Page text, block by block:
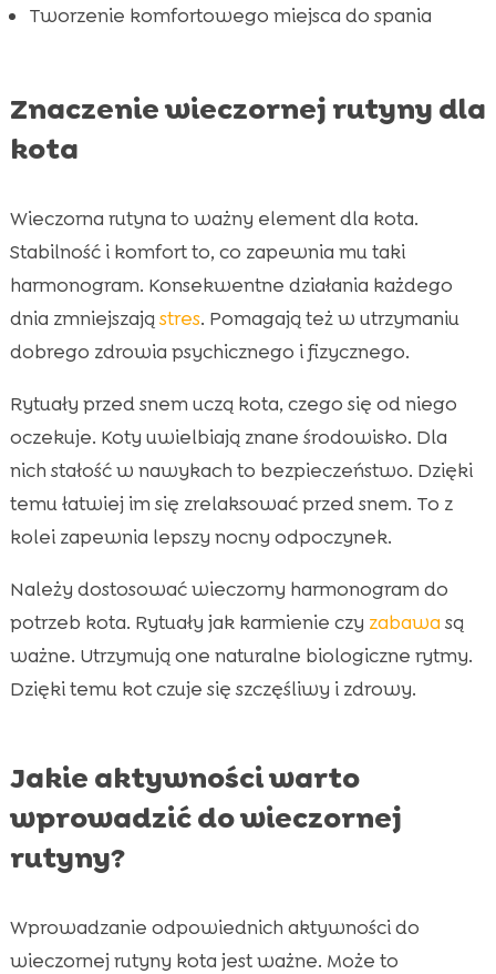
Tworzenie komfortowego miejsca do spania
Znaczenie wieczornej rutyny dla
kota
Wieczorna rutyna to ważny element dla kota.
Stabilność i komfort to, co zapewnia mu taki
harmonogram. Konsekwentne działania każdego
dnia zmniejszają stres. Pomagają też w utrzymaniu
dobrego zdrowia psychicznego i fizycznego.
Rytuały przed snem uczą kota, czego się od niego
oczekuje. Koty uwielbiają znane środowisko. Dla
nich stałość w nawykach to bezpieczeństwo. Dzięki
temu łatwiej im się zrelaksować przed snem. To z
kolei zapewnia lepszy nocny odpoczynek.
Należy dostosować wieczorny harmonogram do
potrzeb kota. Rytuały jak karmienie czy zabawa są
ważne. Utrzymują one naturalne biologiczne rytmy.
Dzięki temu kot czuje się szczęśliwy i zdrowy.
Jakie aktywności warto
wprowadzić do wieczornej
rutyny?
Wprowadzanie odpowiednich aktywności do
wieczornej rutyny kota jest ważne. Może to